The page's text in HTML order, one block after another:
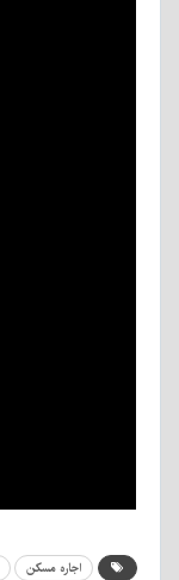
اجاره مسکن